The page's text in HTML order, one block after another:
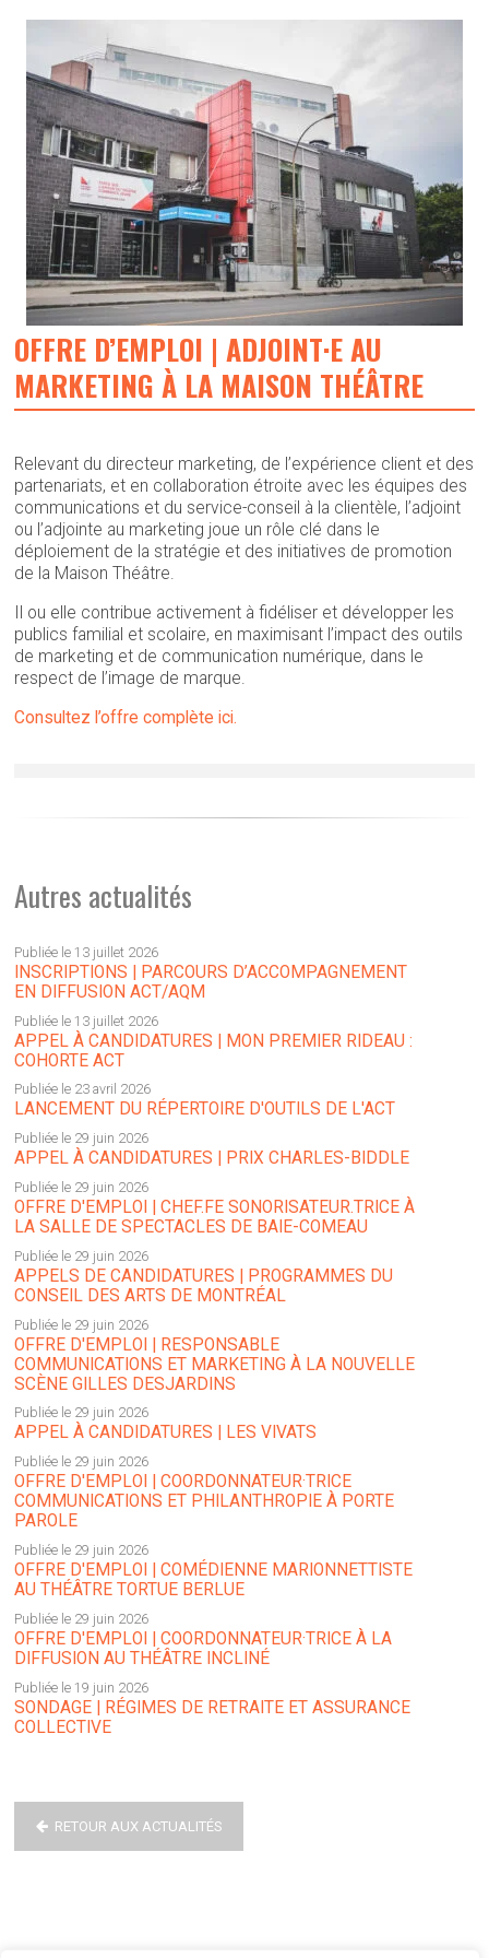
OFFRE D’EMPLOI | ADJOINT·E AU
MARKETING À LA MAISON THÉÂTRE
Relevant du directeur marketing, de l’expérience client et des
partenariats, et en collaboration étroite avec les équipes des
communications et du service-conseil à la clientèle, l’adjoint
ou l’adjointe au marketing joue un rôle clé dans le
déploiement de la stratégie et des initiatives de promotion
de la Maison Théâtre.
Il ou elle contribue activement à fidéliser et développer les
publics familial et scolaire, en maximisant l’impact des outils
de marketing et de communication numérique, dans le
respect de l’image de marque.
Consultez l’offre complète ici.
Autres actualités
Publiée le 13 juillet 2026
INSCRIPTIONS | PARCOURS D’ACCOMPAGNEMENT
EN DIFFUSION ACT/AQM
Publiée le 13 juillet 2026
APPEL À CANDIDATURES | MON PREMIER RIDEAU :
COHORTE ACT
Publiée le 23 avril 2026
LANCEMENT DU RÉPERTOIRE D'OUTILS DE L'ACT
Publiée le 29 juin 2026
APPEL À CANDIDATURES | PRIX CHARLES-BIDDLE
Publiée le 29 juin 2026
OFFRE D'EMPLOI | CHEF.FE SONORISATEUR.TRICE À
LA SALLE DE SPECTACLES DE BAIE-COMEAU
Publiée le 29 juin 2026
APPELS DE CANDIDATURES | PROGRAMMES DU
CONSEIL DES ARTS DE MONTRÉAL
Publiée le 29 juin 2026
OFFRE D'EMPLOI | RESPONSABLE
COMMUNICATIONS ET MARKETING À LA NOUVELLE
SCÈNE GILLES DESJARDINS
Publiée le 29 juin 2026
APPEL À CANDIDATURES | LES VIVATS
Publiée le 29 juin 2026
OFFRE D'EMPLOI | COORDONNATEUR·TRICE
COMMUNICATIONS ET PHILANTHROPIE À PORTE
PAROLE
Publiée le 29 juin 2026
OFFRE D'EMPLOI | COMÉDIENNE MARIONNETTISTE
AU THÉÂTRE TORTUE BERLUE
Publiée le 29 juin 2026
OFFRE D'EMPLOI | COORDONNATEUR·TRICE À LA
DIFFUSION AU THÉÂTRE INCLINÉ
Publiée le 19 juin 2026
SONDAGE | RÉGIMES DE RETRAITE ET ASSURANCE
COLLECTIVE
RETOUR AUX ACTUALITÉS